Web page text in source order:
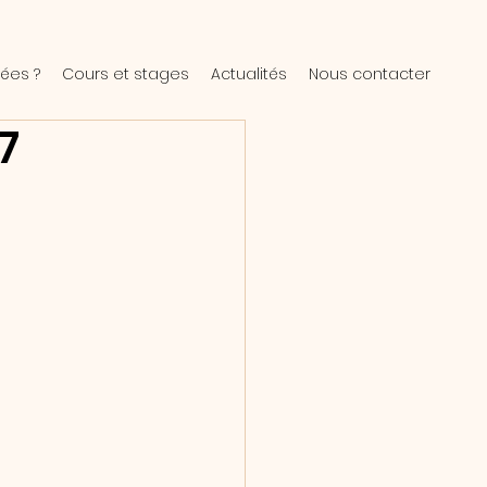
? Cours et stages Actualités Nous contacter